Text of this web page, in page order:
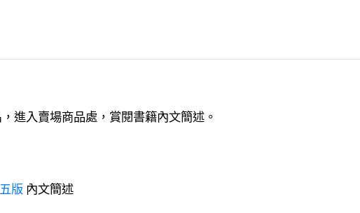
進入賣場商品處，賞閱書籍內文簡述。
版 內文簡述